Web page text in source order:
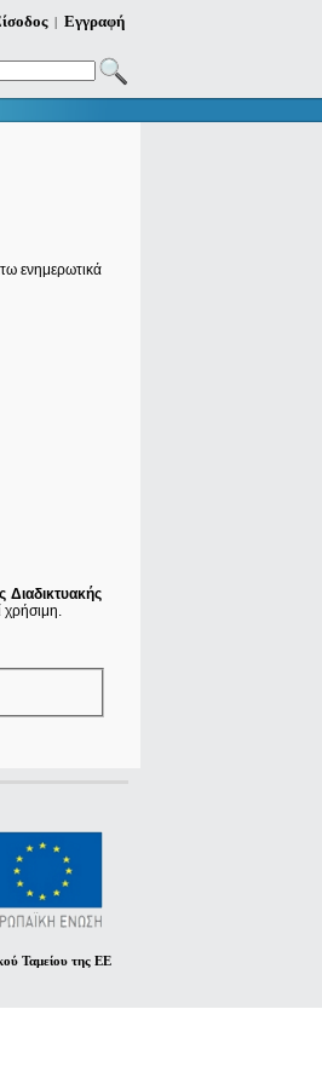
Εγγραφή
ενημερωτικά
Διαδικτυακής
χρήσιμη.
Ταμείου της ΕΕ